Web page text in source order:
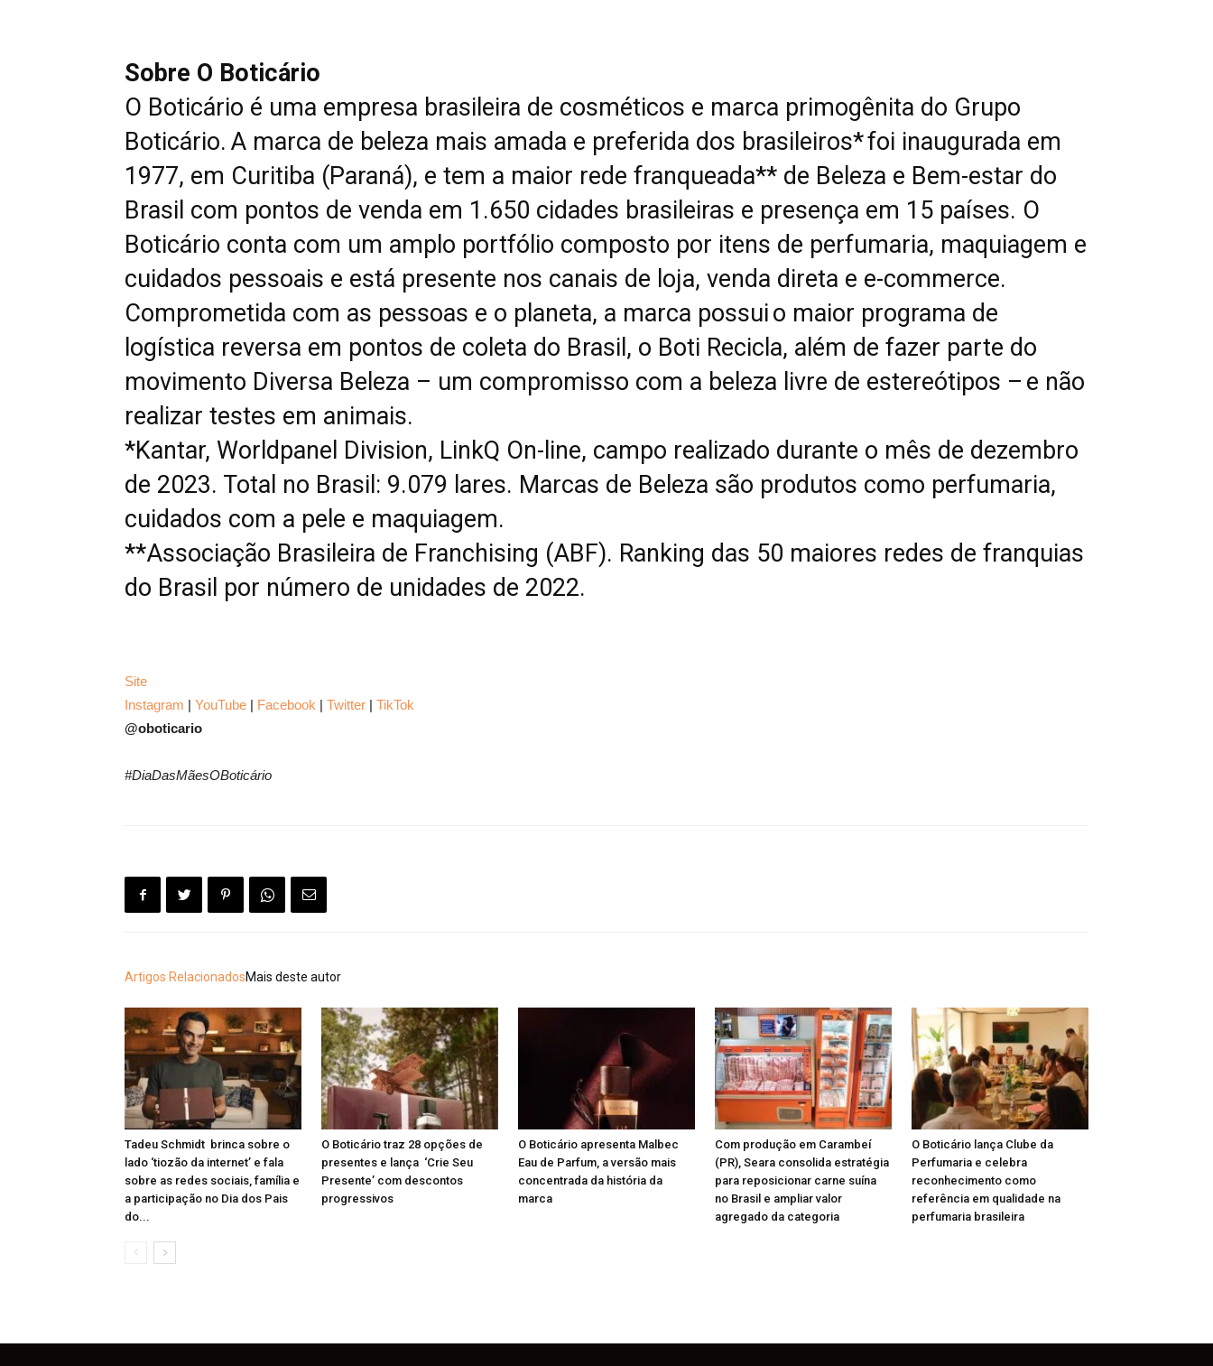
Sobre O Boticário
O Boticário é uma empresa brasileira de cosméticos e marca primogênita do Grupo
Boticário. A marca de beleza mais amada e preferida dos brasileiros* foi inaugurada em
1977, em Curitiba (Paraná), e tem a maior rede franqueada** de Beleza e Bem-estar do
Brasil com pontos de venda em 1.650 cidades brasileiras e presença em 15 países. O
Boticário conta com um amplo portfólio composto por itens de perfumaria, maquiagem e
cuidados pessoais e está presente nos canais de loja, venda direta e e-commerce.
Comprometida com as pessoas e o planeta, a marca possui o maior programa de
logística reversa em pontos de coleta do Brasil, o Boti Recicla, além de fazer parte do
movimento Diversa Beleza – um compromisso com a beleza livre de estereótipos – e não
realizar testes em animais.
*Kantar, Worldpanel Division, LinkQ On-line, campo realizado durante o mês de dezembro
de 2023. Total no Brasil: 9.079 lares. Marcas de Beleza são produtos como perfumaria,
cuidados com a pele e maquiagem.
**Associação Brasileira de Franchising (ABF). Ranking das 50 maiores redes de franquias
do Brasil por número de unidades de 2022.
Site
Instagram | YouTube | Facebook | Twitter | TikTok
@oboticario
#DiaDasMãesOBoticário
Artigos RelacionadosMais deste autor
Tadeu Schmidt brinca sobre o
lado ‘tiozão da internet’ e fala
sobre as redes sociais, família e
a participação no Dia dos Pais
do...
O Boticário traz 28 opções de
presentes e lança ‘Crie Seu
Presente’ com descontos
progressivos
O Boticário apresenta Malbec
Eau de Parfum, a versão mais
concentrada da história da
marca
Com produção em Carambeí
(PR), Seara consolida estratégia
para reposicionar carne suína
no Brasil e ampliar valor
agregado da categoria
O Boticário lança Clube da
Perfumaria e celebra
reconhecimento como
referência em qualidade na
perfumaria brasileira